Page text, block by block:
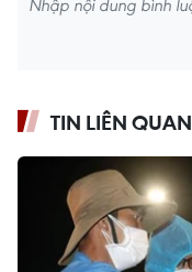
TIN LIÊN QUAN